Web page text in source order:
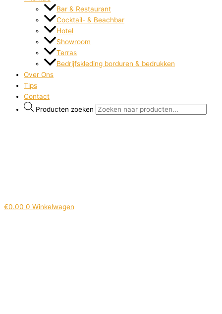
Bar & Restaurant
Cocktail- & Beachbar
Hotel
Showroom
Terras
Bedrijfskleding borduren & bedrukken
Over Ons
Tips
Contact
Producten zoeken
€0.00 0 Winkelwagen